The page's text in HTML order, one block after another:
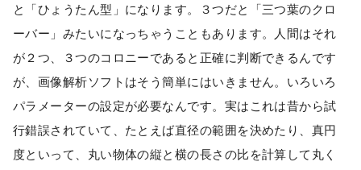
と「ひょうたん型」になります。３つだと「三つ葉のクロ
ーバー」みたいになっちゃうこともあります。人間はそれ
が２つ、３つのコロニーであると正確に判断できるんです
が、画像解析ソフトはそう簡単にはいきません。いろいろ
パラメーターの設定が必要なんです。実はこれは昔から試
行錯誤されていて、たとえば直径の範囲を決めたり、真円
度といって、丸い物体の縦と横の長さの比を計算して丸く